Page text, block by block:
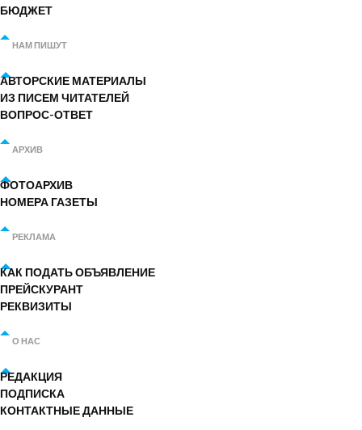
БЮДЖЕТ
НАМ ПИШУТ
АВТОРСКИЕ МАТЕРИАЛЫ
ИЗ ПИСЕМ ЧИТАТЕЛЕЙ
ВОПРОС-ОТВЕТ
АРХИВ
ФОТОАРХИВ
НОМЕРА ГАЗЕТЫ
РЕКЛАМА
КАК ПОДАТЬ ОБЪЯВЛЕНИЕ
ПРЕЙСКУРАНТ
РЕКВИЗИТЫ
О НАС
РЕДАКЦИЯ
ПОДПИСКА
КОНТАКТНЫЕ ДАННЫЕ